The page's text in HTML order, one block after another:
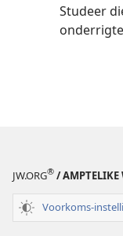
Studeer
JW.ORG® / AMPTELIKE
Voorkoms-